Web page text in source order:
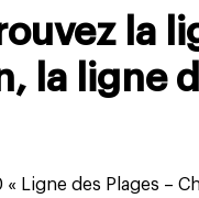
la
la ligne
« Ligne des Plages –